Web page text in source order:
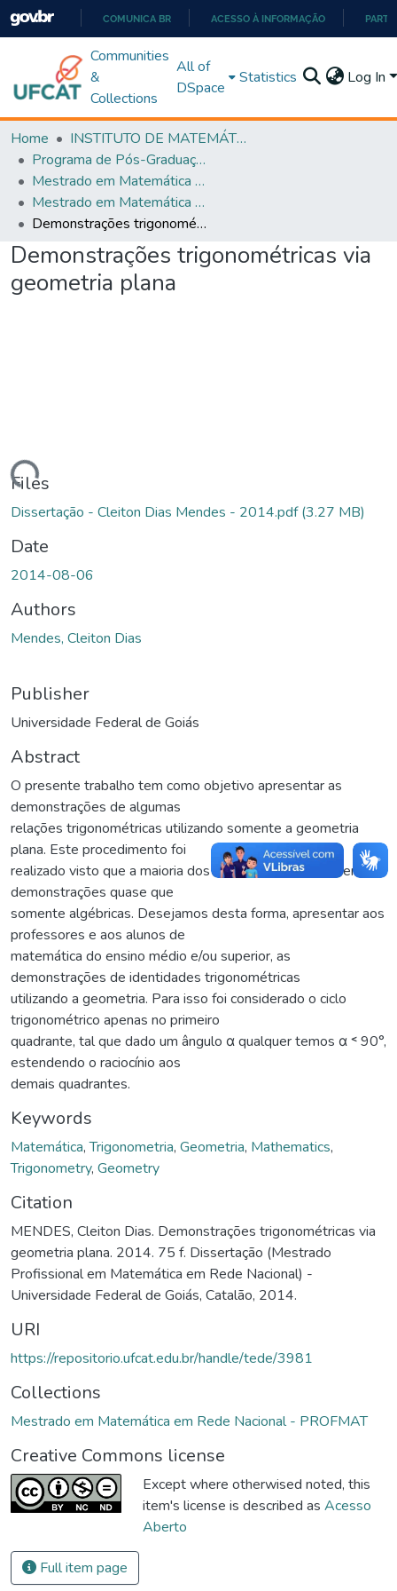
PARA
O
COMUNICA BR ACESSO À INFORMAÇÃO
Communities
&
Collections
All of
DSpace
Statistics Log In
Home
INSTITUTO DE MATEMÁTICA E TECNOLOGIA
Programa de Pós-Graduação em Matemática (PROFMAT)
Mestrado em Matemática em Rede Nacional - PROFMAT
Mestrado em Matemática em Rede Nacional - PROFMAT
Demonstrações trigonométricas via geometria plana
Demonstrações trigonométricas via
geometria plana
Files
Dissertação - Cleiton Dias Mendes - 2014.pdf(3.27 MB)
Date
2014-08-06
Authors
Mendes, Cleiton Dias
Publisher
Universidade Federal de Goiás
Abstract
O presente trabalho tem como objetivo apresentar as
demonstrações de algumas
relações trigonométricas utilizando somente a geometria
plana. Este procedimento foi
realizado visto que a maioria dos livros didáticos apresentam
demonstrações quase que
somente algébricas. Desejamos desta forma, apresentar aos
professores e aos alunos de
matemática do ensino médio e/ou superior, as
demonstrações de identidades trigonométricas
utilizando a geometria. Para isso foi considerado o ciclo
trigonométrico apenas no primeiro
quadrante, tal que dado um ângulo α qualquer temos α ˂ 90°,
estendendo o raciocínio aos
demais quadrantes.
Keywords
Matemática,Trigonometria, Geometria, Mathematics,
Trigonometry, Geometry
Citation
MENDES, Cleiton Dias. Demonstrações trigonométricas via
geometria plana. 2014. 75 f. Dissertação (Mestrado
Profissional em Matemática em Rede Nacional) -
Universidade Federal de Goiás, Catalão, 2014.
URI
https://repositorio.ufcat.edu.br/handle/tede/3981
Collections
Mestrado em Matemática em Rede Nacional - PROFMAT
Creative Commons license
Except where otherwised noted, this
item's license is described as Acesso
Aberto
Full item page